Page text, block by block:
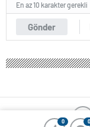
0 0
Gönder
En az 10 karakter gerekli